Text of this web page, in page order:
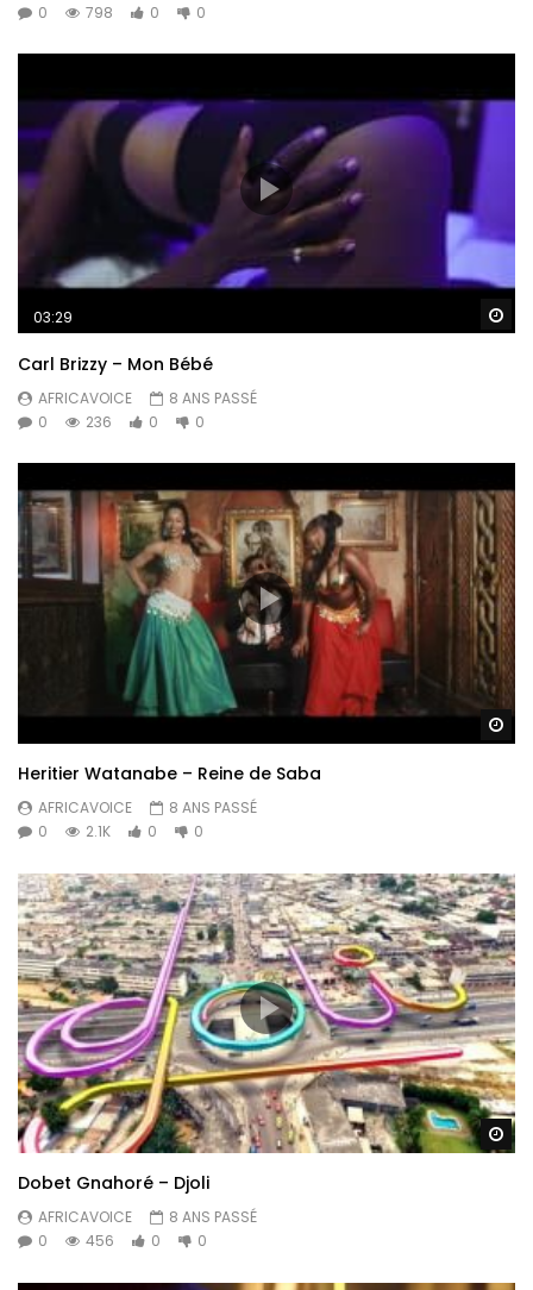
0
798 0 0
03:29
Carl Brizzy – Mon Bébé
AFRICAVOICE
8 ANS PASSÉ
0
236 0 0
Heritier Watanabe – Reine de Saba
AFRICAVOICE
8 ANS PASSÉ
0
2.1K 0 0
Dobet Gnahoré – Djoli
AFRICAVOICE
8 ANS PASSÉ
0
456 0 0